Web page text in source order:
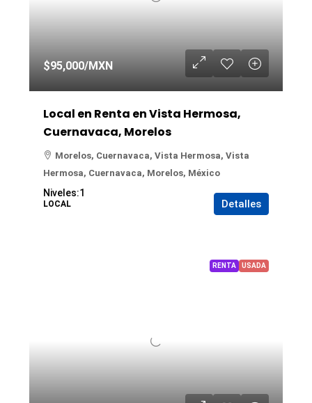
$95,000/MXN
Local en Renta en Vista Hermosa,
Cuernavaca, Morelos
Morelos, Cuernavaca, Vista Hermosa, Vista
Hermosa, Cuernavaca, Morelos, México
Niveles:1
LOCAL Detalles
RENTA USADA